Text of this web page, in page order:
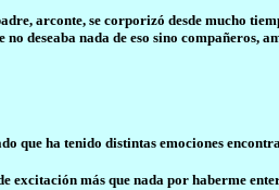
arconte, se corporizó desde mucho
deseaba nada de eso sino
que ha tenido distintas emociones
excitación más que nada por haberme